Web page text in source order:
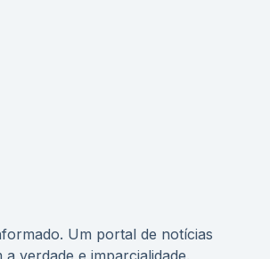
Um portal de notícias
verdade e imparcialidade.